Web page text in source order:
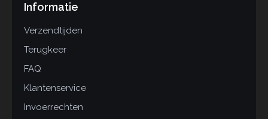
Informatie
Verzendtijden
Terugkeer
FAQ
Klantenservice
Invoerrechten